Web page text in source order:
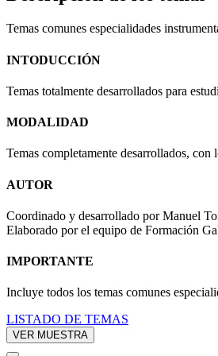
Temas comunes especialidades
INTODUCCIÓN
Temas totalmente desarrollados para
MODALIDAD
Temas completamente desarrollados, con
AUTOR
Coordinado y desarrollado por Manuel
Elaborado por el equipo de Formación
IMPORTANTE
Incluye todos los temas comunes
LISTADO DE TEMAS
VER MUESTRA